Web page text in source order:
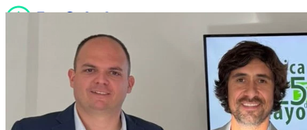
Quiénes somosServicios SucursalesContacto
Trabaja con nosotros